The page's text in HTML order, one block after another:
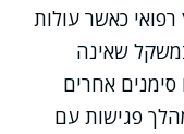
רפואי כאשר עולות
שאינה
סימנים אחרים
פגישות עם